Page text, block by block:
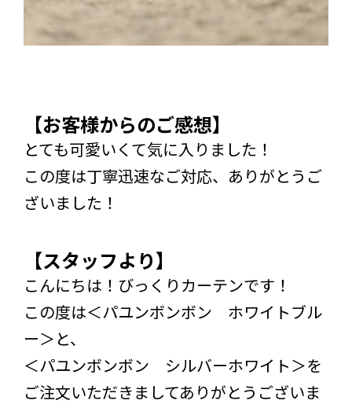
【お客様からのご感想】
とても可愛いくて気に入りました！
この度は丁寧迅速なご対応、ありがとうご
ざいました！
【スタッフより】
こんにちは！びっくりカーテンです！
この度は＜パユンボンボン ホワイトブル
ー＞と、
＜パユンボンボン シルバーホワイト＞を
ご注文いただきましてありがとうございま